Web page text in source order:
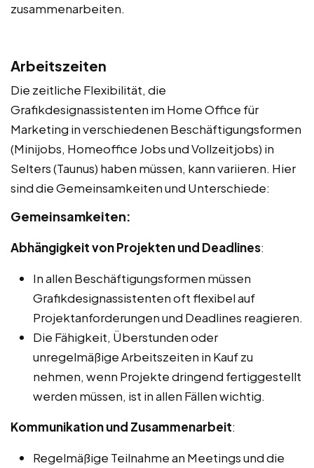
zusammenarbeiten.
Arbeitszeiten
Die zeitliche Flexibilität, die
Grafikdesignassistenten im Home Office für
Marketing in verschiedenen Beschäftigungsformen
(Minijobs, Homeoffice Jobs und Vollzeitjobs) in
Selters (Taunus) haben müssen, kann variieren. Hier
sind die Gemeinsamkeiten und Unterschiede:
Gemeinsamkeiten:
Abhängigkeit von Projekten und Deadlines:
In allen Beschäftigungsformen müssen
Grafikdesignassistenten oft flexibel auf
Projektanforderungen und Deadlines reagieren.
Die Fähigkeit, Überstunden oder
unregelmäßige Arbeitszeiten in Kauf zu
nehmen, wenn Projekte dringend fertiggestellt
werden müssen, ist in allen Fällen wichtig.
Kommunikation und Zusammenarbeit:
Regelmäßige Teilnahme an Meetings und die